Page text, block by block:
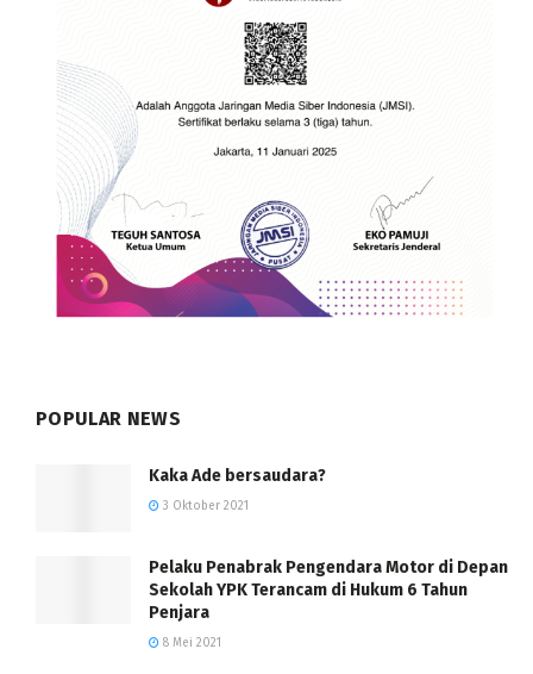
POPULAR NEWS
Kaka Ade bersaudara?
3 Oktober 2021
Pelaku Penabrak Pengendara Motor di Depan
Sekolah YPK Terancam di Hukum 6 Tahun
Penjara
8 Mei 2021